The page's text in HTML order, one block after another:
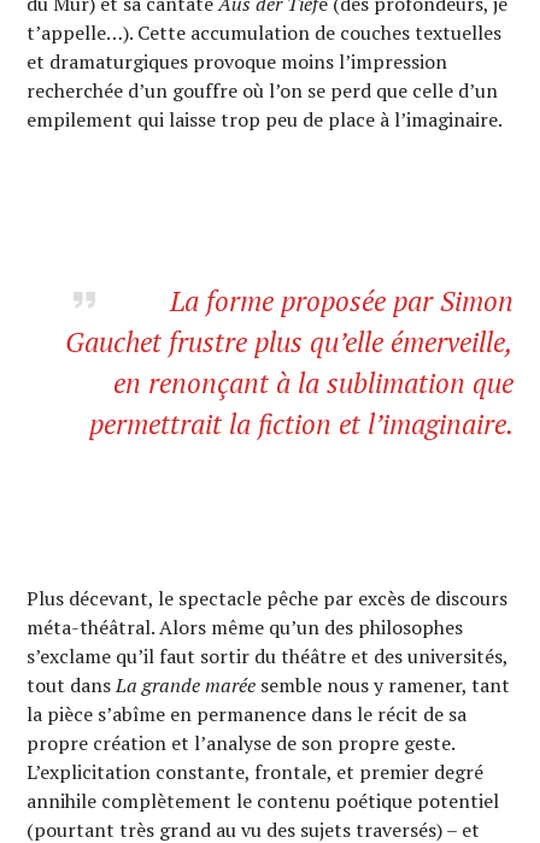
t’appelle…). Cette accumulation de couches textuelles
et dramaturgiques provoque moins l’impression
recherchée d’un gouffre où l’on se perd que celle d’un
empilement qui laisse trop peu de place à l’imaginaire.
La forme proposée par Simon
Gauchet frustre plus qu’elle émerveille,
en renonçant à la sublimation que
permettrait la fiction et l’imaginaire.
Plus décevant, le spectacle pêche par excès de discours
méta-théâtral. Alors même qu’un des philosophes
s’exclame qu’il faut sortir du théâtre et des universités,
tout dansLa grande marée semble nous y ramener, tant
la pièce s’abîme en permanence dans le récit de sa
propre création et l’analyse de son propre geste.
L’explicitation constante, frontale, et premier degré
annihile complètement le contenu poétique potentiel
(pourtant très grand au vu des sujets traversés) – et